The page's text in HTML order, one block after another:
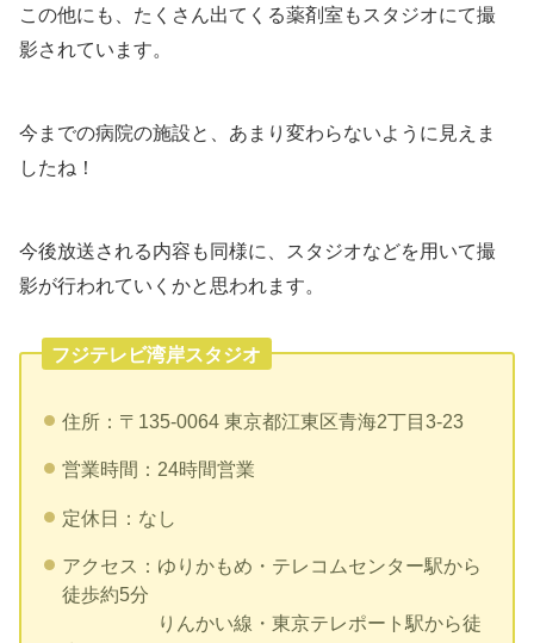
この他にも、たくさん出てくる薬剤室もスタジオにて撮
影されています。
今までの病院の施設と、あまり変わらないように見えま
したね！
今後放送される内容も同様に、スタジオなどを用いて撮
影が行われていくかと思われます。
フジテレビ湾岸スタジオ
住所：〒135-0064 東京都江東区青海2丁目3-23
営業時間：24時間営業
定休日：なし
アクセス：ゆりかもめ・テレコムセンター駅から
徒歩約5分
りんかい線・東京テレポート駅から徒